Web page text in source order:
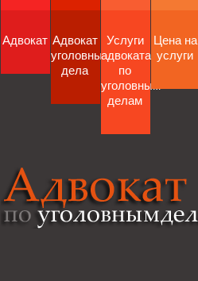
Адвокат Адвокат
уголовные
дела
Услуги
адвоката
по
уголовным
делам
Цена на
услуги